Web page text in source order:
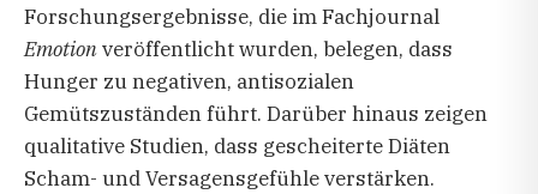
Forschungsergebnisse, die im Fachjournal
Emotionveröffentlicht wurden, belegen, dass
Hunger zu negativen, antisozialen
Gemütszuständen führt. Darüber hinaus zeigen
qualitative Studien, dass gescheiterte Diäten
Scham- und Versagensgefühle verstärken.